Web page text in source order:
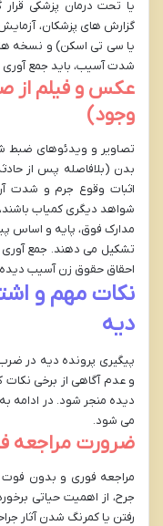
یا تحت درمان پزشکی قرار
گزارش های پزشکان،
یا سی تی اسکن) و نسخه
شدت آسیب، باید جمع
عکس و فیلم از
وجود)
تصاویر و ویدئوهای ضبط
بدن (بلافاصله پس از
اثبات وقوع جرم و شدت
شواهد دیگری کمیاب
مدارک فوق، پایه و اساس
تشکیل می دهند. جمع آوری
احقاق حقوق زن آسیب
نکات مهم و
دیه
پیگیری پرونده دیه در
و عدم آگاهی از برخی
دیده منجر شود. در ادامه
می شود.
ضرورت مراجعه
مراجعه فوری و بدون
جرح، از اهمیت حیاتی
رفتن یا کمرنگ شدن آثار